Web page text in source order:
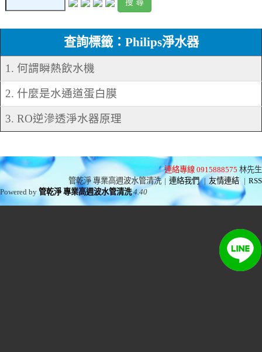
查詢標籤：Philips淨水器
1. 何謂瞬熱飲水機
2. 什麼是水通道蛋白膜
3. RO逆滲透淨水器原理
連絡專線 0915888575 林先生
管乾淨 專業高週波水管清洗 | 連絡我們 | 友情連結 | RSS
Powered by管乾淨 專業高週波水管清洗 4.40